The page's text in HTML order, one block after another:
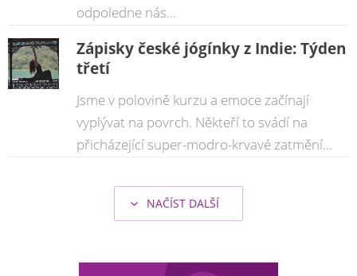
odpoledne nás...
Zápisky české jógínky z Indie: Týden
třetí
Jsme v polovině kurzu a emoce začínají
vyplývat na povrch. Někteří to svádí na
přicházející super-modro-krvavé zatmění...
NAČÍST DALŠÍ